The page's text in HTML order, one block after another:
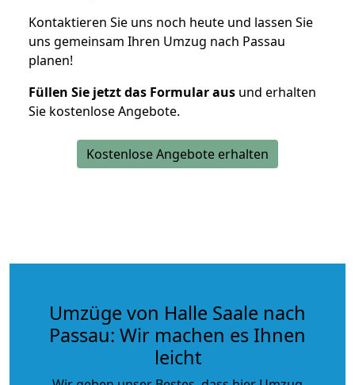
Kontaktieren Sie uns noch heute und lassen Sie
uns gemeinsam Ihren Umzug nach Passau
planen!
Füllen Sie jetzt das Formular aus und erhalten
Sie kostenlose Angebote.
Kostenlose Angebote erhalten
Umzüge von Halle Saale nach
Passau: Wir machen es Ihnen
leicht